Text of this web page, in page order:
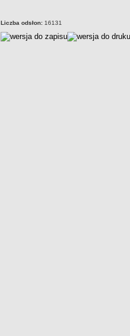
Liczba odsłon: 16131